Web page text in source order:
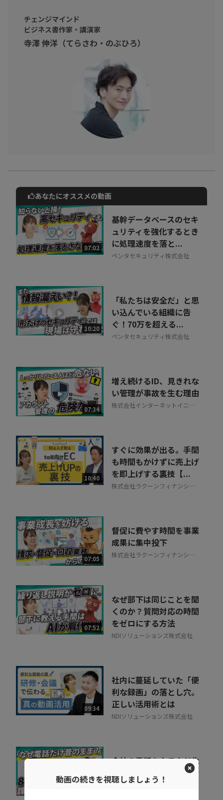
自己分析、自己理解を深めたい
そんなビジネスパーソンに向けて
仕事領域の拡大や、どのようなことに価値を見出せるかを認識す
チェンジマインド
ビジネス書作家・講演家
寺澤 伸洋（てらさわ・のぶひろ）
動画でご紹介しているサービスについて
お気軽にご相談・ご質問いただけます！
30秒でお申し込み可能
相談を希望する 無料
あなたにオススメの動画
07:02
基幹データベースのセキ
ュリティを強化するとき
に処理速度を落と...
ペンタセキュリティ株式会社
10:20
「私たちは安全だ」と思
い込んでいる組織に告
ぐ！70万を超える...
ペンタセキュリティ株式会社
07:34
増え続けるID、見きれな
い管理が事故を生む理由
株式会社インターネットイニシ
10:40
すぐに効果が出る。手間
も時間もかけずに売上げ
を即上げする裏技【...
株式会社ラクーンフィナンシャ
07:05
督促に費やす時間を事業
成果に集中投下
株式会社ラクーンフィナンシャ
07:52
なぜ部下は同じことを聞
くのか？質問対応の時間
をゼロにする方法
NDIソリューションズ株式会社
09:34
社内に蔓延していた「便
利な録画」の落とし穴。
正しい活用術とは
NDIソリューションズ株式会社
会社の電話をクラウド化
するメリットとは？電話
業務を効率化する方法
動画の続きを視聴しましょう！